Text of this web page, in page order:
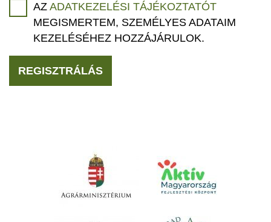
AZ ADATKEZELÉSI TÁJÉKOZTATÓT
MEGISMERTEM, SZEMÉLYES ADATAIM
KEZELÉSÉHEZ HOZZÁJÁRULOK.
REGISZTRÁLÁS